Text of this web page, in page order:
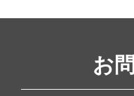
お